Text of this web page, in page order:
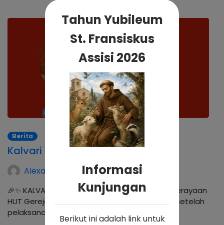
Berita
Kalvari Vaganza
Alexander Hadwinning Arso
🎉✨ KALVARI VAGANZA ✨🎉 Dalam rangkaian perayaan
HUT Gereja Kalvari ke-1 dan HUT Paroki ke-30, setelah
pelaksanaan lomba-lomba, mari kita…
Tahun Yubileum
St. Fransiskus
Assisi 2026
Informasi
Kunjungan
Berikut ini adalah link untuk